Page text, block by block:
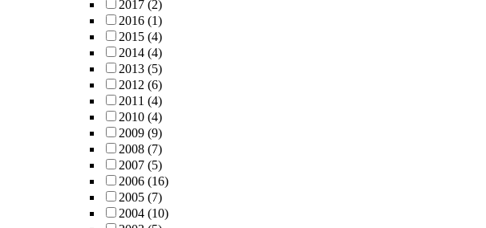
2017 (2)
2016 (1)
2015 (4)
2014 (4)
2013 (5)
2012 (6)
2011 (4)
2010 (4)
2009 (9)
2008 (7)
2007 (5)
2006 (16)
2005 (7)
2004 (10)